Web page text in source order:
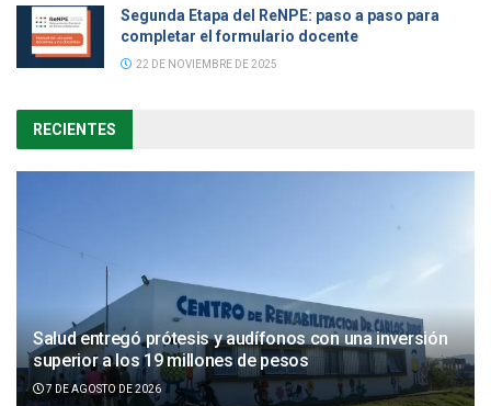
Segunda Etapa del ReNPE: paso a paso para
completar el formulario docente
22 DE NOVIEMBRE DE 2025
RECIENTES
Salud entregó prótesis y audífonos con una inversión
superior a los 19 millones de pesos
7 DE AGOSTO DE 2026